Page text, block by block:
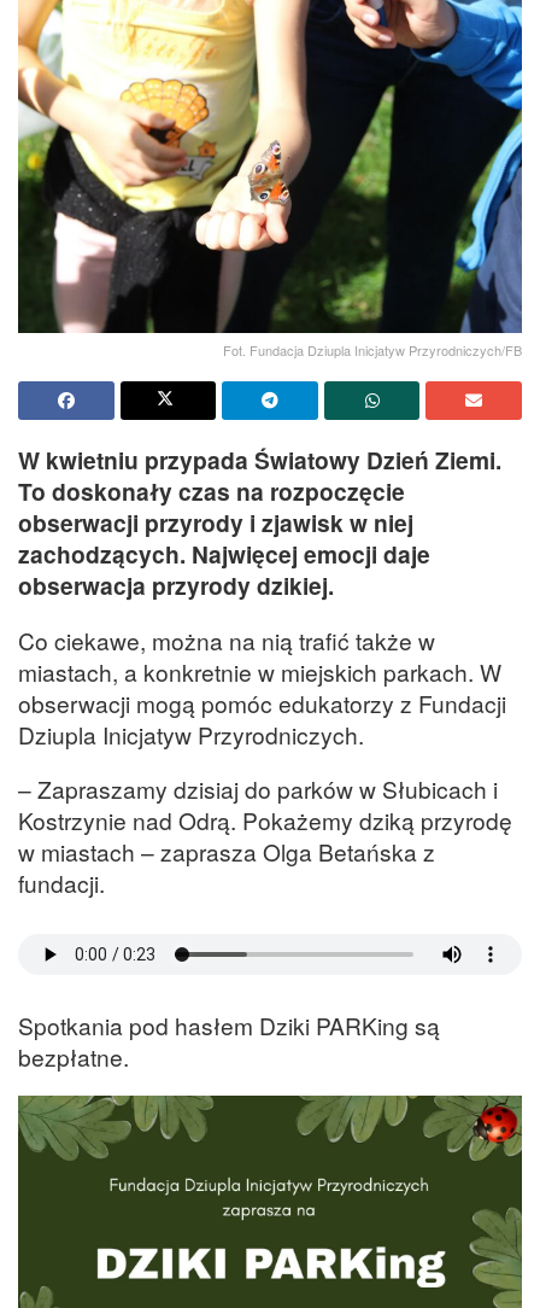
Fot. Fundacja Dziupla Inicjatyw Przyrodniczych/FB
W kwietniu przypada Światowy Dzień Ziemi.
To doskonały czas na rozpoczęcie
obserwacji przyrody i zjawisk w niej
zachodzących. Najwięcej emocji daje
obserwacja przyrody dzikiej.
Co ciekawe, można na nią trafić także w
miastach, a konkretnie w miejskich parkach. W
obserwacji mogą pomóc edukatorzy z Fundacji
Dziupla Inicjatyw Przyrodniczych.
– Zapraszamy dzisiaj do parków w Słubicach i
Kostrzynie nad Odrą. Pokażemy dziką przyrodę
w miastach – zaprasza Olga Betańska z
fundacji.
Spotkania pod hasłem Dziki PARKing są
bezpłatne.